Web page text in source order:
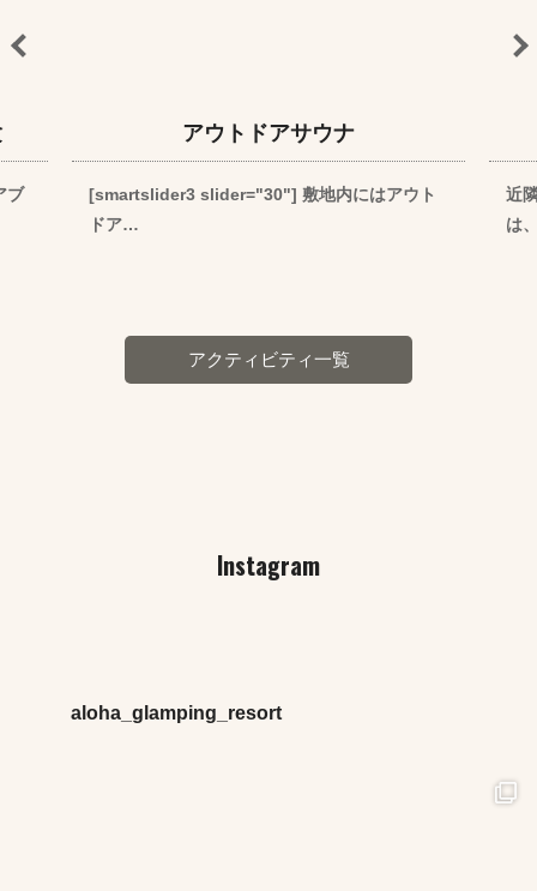
ブ
アウトドアサウナ
[smartslider3 slider="30"] 敷地内にはアウト
ドア…
近
は
アクティビティ一覧
Instagram
aloha_glamping_resort